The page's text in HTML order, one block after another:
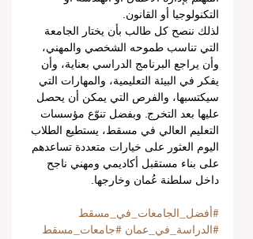
التكنولوجيا أو القانون.
لذلك ننصح كل طالب بأن يختار الجامعة
التي تناسب طموحه الشخصي والمهني،
وأن يراجع البرنامج الدراسي بعناية، وأن
يفكر في البيئة التعليمية، والمهارات التي
سيكتسبها، والفرص التي يمكن أن يحصل
عليها بعد التخرج. وبفضل تنوّع مؤسسات
التعليم العالي في مسقط، يستطيع الطلاب
اليوم العثور على خيارات متعددة تساعدهم
على بناء مستقبل أكاديمي ومهني ناجح
داخل سلطنة عُمان وخارجها.
#أفضل_الجامعات_في_مسقط
#الدراسة_في_عمان #جامعات_مسقط